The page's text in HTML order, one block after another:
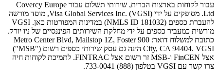
עבור לקוחות בארצות הברית, שירותי תשלום עבור Covercy Europe
Ltd. מסופקים על ידי Visa Global Services Inc. (VGSI), מוסד מורשה
להעברת כספים (NMLS ID 181032) במדינות המפורטות כאן. VGSI
מורשית כמעביר כספים על ידי מחלקת השירותים הפיננסיים של ניו יורק.
כתובת למשלוח דואר: 900 Metro Center Blvd, Mailstop 1Z, Foster
City, CA 94404. VGSI הינה גם עסק שירותי כספים רשום ("MSB")
אצל FinCEN ו-MSB זר רשום אצל FINTRAC. לתמיכת לקוחות חיה
צרו קשר עם VGSI בטלפון (888) 733-0041.